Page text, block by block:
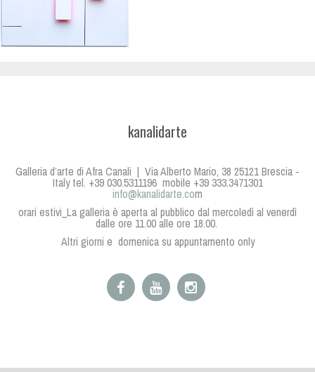
kanalidarte
Galleria d’arte di Afra Canali | Via Alberto Mario, 38 25121 Brescia -
Italy tel. +39 030.5311196 mobile +39 333.3471301
info@kanalidarte.com
orari estivi_La galleria è aperta al pubblico dal mercoledì al venerdì
dalle ore 11.00 alle ore 18.00.
Altri giorni e domenica su appuntamento only